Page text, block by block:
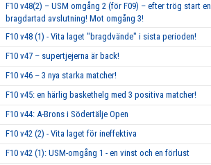
F10 v48(2) – USM omgång 2 (för F09) – efter trög start en
bragdartad avslutning! Mot omgång 3!
F10 v48 (1) - Vita laget "bragdvände" i sista perioden!
F10 v47 – supertjejerna är back!
F10 v46 – 3 nya starka matcher!
F10 v45: en härlig baskethelg med 3 positiva matcher!
F10 v44: A-Brons i Södertälje Open
F10 v42 (2) - Vita laget för ineffektiva
F10 v42 (1): USM-omgång 1 - en vinst och en förlust